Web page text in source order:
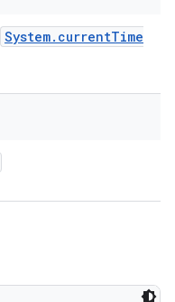
System. currentTime